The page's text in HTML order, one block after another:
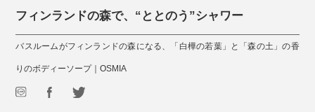
フィンランドの森で、“ととのう”シャワー
バスルームがフィンランドの森になる、「白樺の若葉」と「森の土」の香
りのボディーソープ｜OSMIA